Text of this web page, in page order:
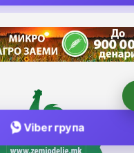
Viber група